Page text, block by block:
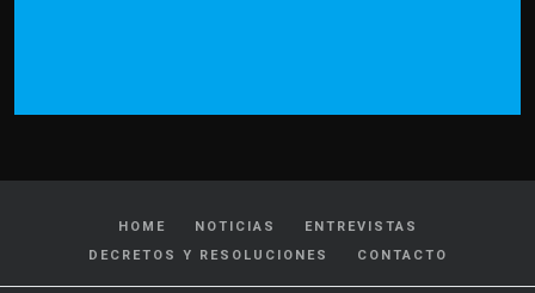
HOME NOTICIAS
ENTREVISTAS
DECRETOS Y RESOLUCIONES
CONTACTO